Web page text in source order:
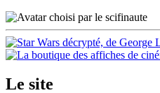
Le site